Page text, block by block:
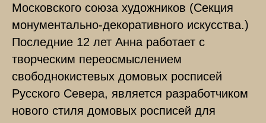
Московского союза художников (Секция
монументально-декоративного искусства.)
Последние 12 лет Анна работает с
творческим переосмыслением
свободнокистевых домовых росписей
Русского Севера, является разработчиком
нового стиля домовых росписей для